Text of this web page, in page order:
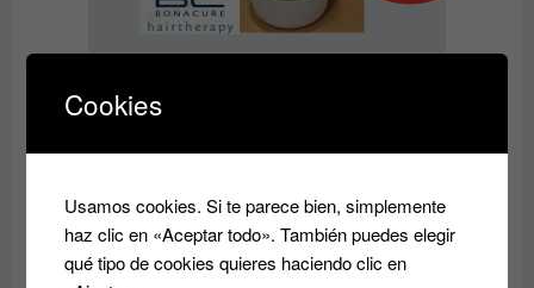
9.60€
hasta
14.50€
Cookies
Usamos cookies. Si te parece bien, simplemente
haz clic en «Aceptar todo». También puedes elegir
qué tipo de cookies quieres haciendo clic en